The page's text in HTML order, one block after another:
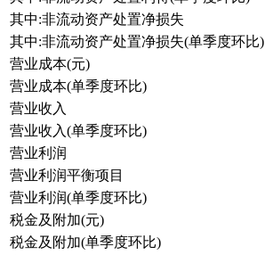
其中:非流动资产处置净损失
其中:非流动资产处置净损失(单季度环比)
营业成本(元)
营业成本(单季度环比)
营业收入
营业收入(单季度环比)
营业利润
营业利润平衡项目
营业利润(单季度环比)
税金及附加(元)
税金及附加(单季度环比)